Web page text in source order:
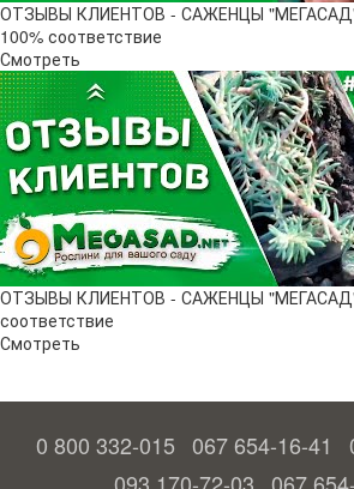
ОТЗЫВЫ КЛИЕНТОВ - САЖЕНЦЫ "МЕГАСАД"
100% соответствие
Смотреть
ОТЗЫВЫ КЛИЕНТОВ - САЖЕНЦЫ "МЕГАСАД"
соответствие
Смотреть
0 800 332-015 067 654-16-41